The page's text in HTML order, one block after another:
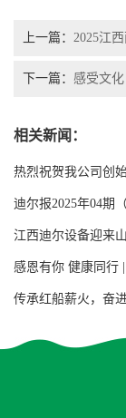
上一篇： 2025江
官赖长萍出席省
下一篇： 感受文
相关新闻：
热烈祝贺我公司创
第七次会员代表大会
迪尔报2025年04期
江西迪尔设备迎来
目用增强聚丙烯阶
感恩有你 健康同行
展大型义诊活动
传承红船薪火，奋